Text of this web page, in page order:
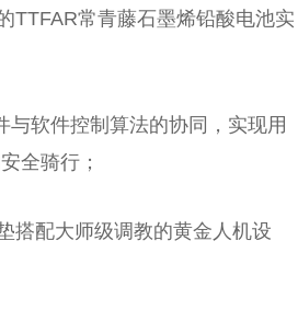
TTFAR常青藤石墨烯铅酸电池实
软件控制算法的协同，实现用
全骑行；
搭配大师级调教的黄金人机设